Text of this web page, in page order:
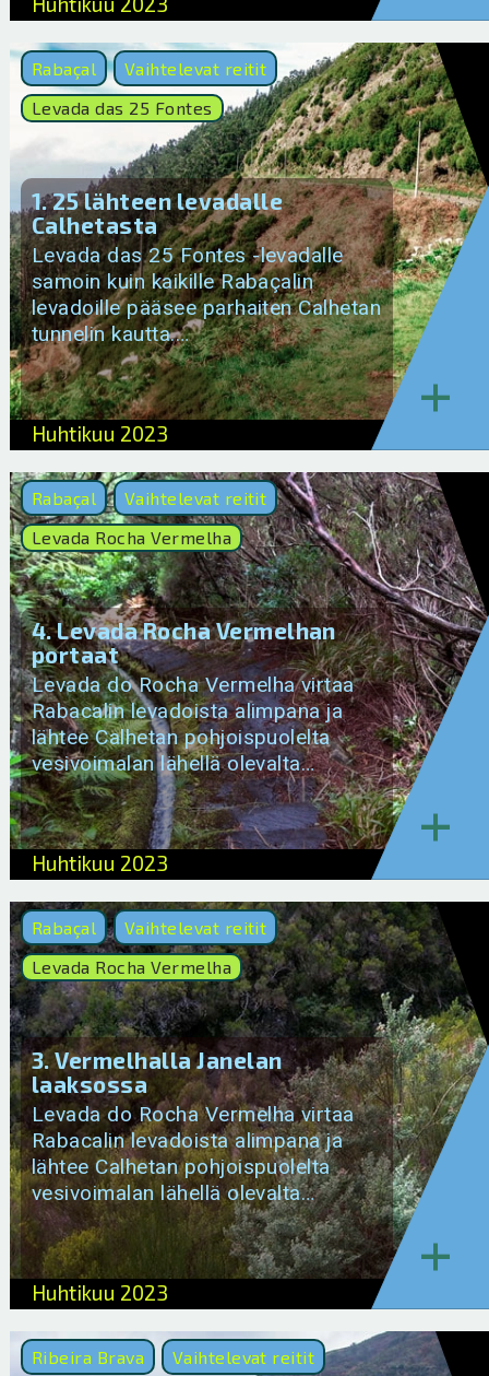
Rabaçal
Vaihtelevat reitit
Levada das 25 Fontes
1. 25 lähteen levadalle
Calhetasta
Levada das 25 Fontes -levadalle
samoin kuin kaikille Rabaçalin
levadoille pääsee parhaiten Calhetan
tunnelin kautta.…
Huhtikuu 2023
+
Rabaçal
Vaihtelevat reitit
Levada Rocha Vermelha
4. Levada Rocha Vermelhan
portaat
Levada do Rocha Vermelha virtaa
Rabacalin levadoista alimpana ja
lähtee Calhetan pohjoispuolelta
vesivoimalan lähellä olevalta…
Huhtikuu 2023
+
Rabaçal
Vaihtelevat reitit
Levada Rocha Vermelha
3. Vermelhalla Janelan
laaksossa
Levada do Rocha Vermelha virtaa
Rabacalin levadoista alimpana ja
lähtee Calhetan pohjoispuolelta
vesivoimalan lähellä olevalta…
Huhtikuu 2023
+
Ribeira Brava
Vaihtelevat reitit